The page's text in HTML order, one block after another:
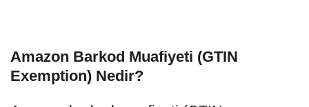
Amazon Barkod Muafiyeti (GTIN
Exemption) Nedir?